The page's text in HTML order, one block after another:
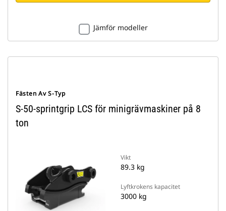
Jämför modeller
Fästen Av S-Typ
S-50-sprintgrip LCS för minigrävmaskiner på 8
ton
Vikt
89.3 kg
Lyftkrokens kapacitet
3000 kg